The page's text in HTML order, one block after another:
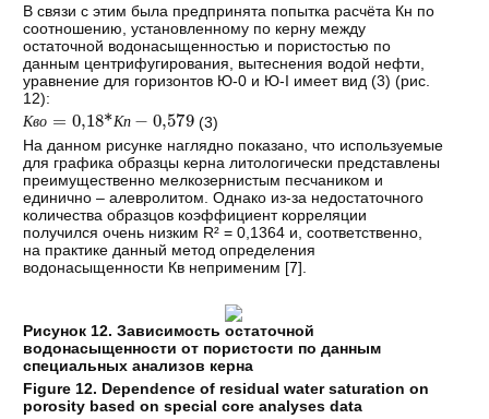
В связи с этим была предпринята попытка расчёта Кн по
соотношению, установленному по керну между
остаточной водонасыщенностью и пористостью по
данным центрифугирования, вытеснения водой нефти,
уравнение для горизонтов Ю-0 и Ю-I имеет вид (3) (рис.
12):
Кво 0,18*Кп 0,579
(3)
На данном рисунке наглядно показано, что используемые
для графика образцы керна литологически представлены
преимущественно мелкозернистым песчаником и
единично – алевролитом. Однако из-за недостаточного
количества образцов коэффициент корреляции
получился очень низким R² = 0,1364 и, соответственно,
на практике данный метод определения
водонасыщенности Кв неприменим [7].
Рисунок 12. Зависимость остаточной
водонасыщенности от пористости по данным
специальных анализов керна
Figure 12. Dependence of residual water saturation on
porosity based on special core analyses data